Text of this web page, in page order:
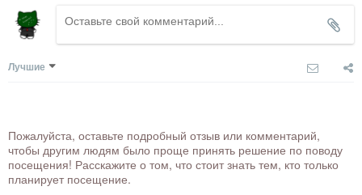
Лучшие
Пожалуйста, оставьте подробный отзыв или комментарий,
чтобы другим людям было проще принять решение по поводу
посещения! Расскажите о том, что стоит знать тем, кто только
планирует посещение.